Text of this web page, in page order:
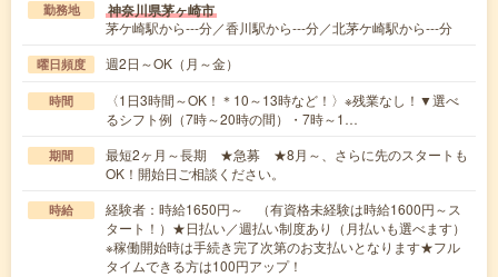
勤務地 神奈川県茅ヶ崎市
茅ケ崎駅から---分／香川駅から---分／北茅ケ崎駅から---分
曜日頻度 週2日～OK（月～金）
時間
〈1日3時間～OK！＊10～13時など！〉※残業なし！▼選べ
るシフト例（7時～20時の間）・7時～1…
期間
最短2ヶ月～長期 ★急募 ★8月～、さらに先のスタートも
OK！開始日ご相談ください。
時給
経験者：時給1650円～ （有資格未経験は時給1600円～ス
タート！）★日払い／週払い制度あり（月払いも選べます）
※稼働開始時は手続き完了次第のお支払いとなります★フル
タイムできる方は100円アップ！